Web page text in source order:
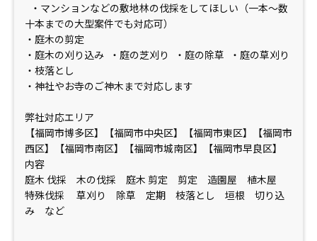
・マンションなどの敷地林の伐採をしてほしい（一本〜数
十本までの大型案件でも対応可）
・庭木の剪定
・庭木の刈り込み ・庭の芝刈り ・庭の除草 ・庭の草刈り
・枝落とし
・神社やお寺のご神木まで対応します
弊社対応エリア
【福岡市博多区】【福岡市中央区】【福岡市東区】【福岡市
西区】【福岡市南区】【福岡市城南区】【福岡市早良区】
内容
庭木 伐採 木の伐採 庭木 剪定 剪定 造園屋 植木屋
特殊伐採 草刈り 除草 定期 枝落とし 垣根 切り込
み など